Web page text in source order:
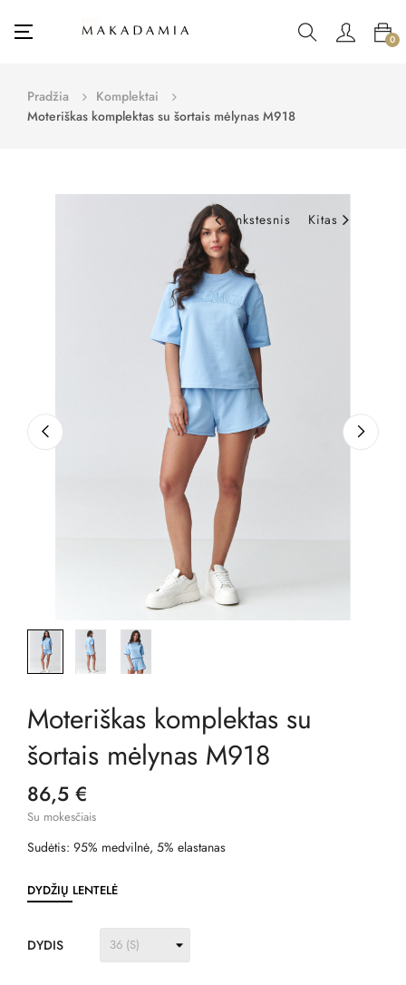
Toggle
☰ 0
Pradžia
Komplektai
Moteriškas komplektas su šortais mėlynas M918
Ankstesnis Kitas
Moteriškas komplektas su
šortais mėlynas M918
86,5 €
Su mokesčiais
Sudėtis: 95% medvilnė, 5% elastanas
DYDŽIŲ LENTELĖ
DYDIS